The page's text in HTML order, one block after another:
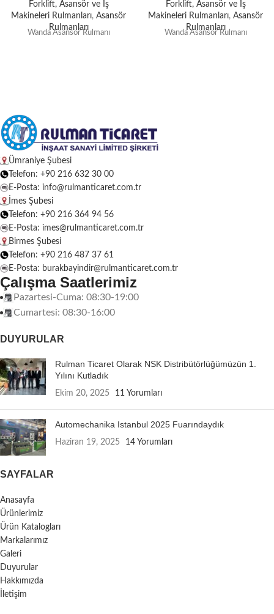
Forklift, Asansör ve İş
Makineleri Rulmanları, Asansör
Rulmanları
Wanda Asansör Rulmanı
Forklift, Asansör ve İş
Makineleri Rulmanları, Asansör
Rulmanları
Wanda Asansör Rulmanı
Ümraniye Şubesi
Telefon: +90 216 632 30 00
E-Posta: info@rulmanticaret.com.tr
İmes Şubesi
Telefon: +90 216 364 94 56
E-Posta: imes@rulmanticaret.com.tr
Birmes Şubesi
Telefon: +90 216 487 37 61
E-Posta: burakbayindir@rulmanticaret.com.tr
Çalışma Saatlerimiz
Pazartesi-Cuma: 08:30-19:00
Cumartesi: 08:30-16:00
DUYURULAR
Rulman Ticaret Olarak NSK Distribütörlüğümüzün 1.
Yılını Kutladık
Ekim 20, 2025 11 Yorumları
Automechanika Istanbul 2025 Fuarındaydık
Haziran 19, 2025 14 Yorumları
SAYFALAR
Anasayfa
Ürünlerimiz
Ürün Katalogları
Markalarımız
Galeri
Duyurular
Hakkımızda
İletişim